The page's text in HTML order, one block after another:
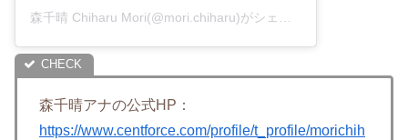
森千晴 Chiharu Mori(@mori.chiharu)がシェアした投稿
森千晴アナの公式HP：
https://www.centforce.com/profile/t_profile/morichih